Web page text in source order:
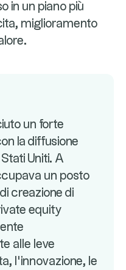
in un piano più
miglioramento
un forte
la diffusione
Uniti. A
un posto
creazione di
equity
alle leve
l'innovazione, le